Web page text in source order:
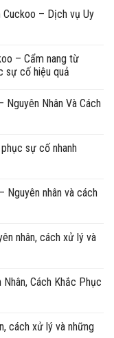
Cuckoo – Dịch vụ Uy
– Cẩm nang từ
sự cố hiệu quả
Nguyên Nhân Và Cách
sự cố nhanh
Nguyên nhân và cách
nhân, cách xử lý và
Cách Khắc Phục
cách xử lý và những